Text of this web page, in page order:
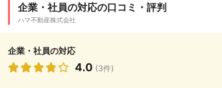
企業・社員の対応の口コミ・評判
ハマ不動産株式会社
企業・社員の対応
4.0 (3件)